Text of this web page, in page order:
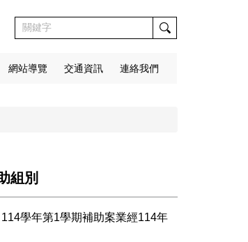
網站導覽 交通資訊 連絡我們
組別
學年第1學期補助案業經114年